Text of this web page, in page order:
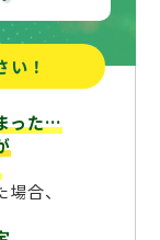
い！
った…
合、